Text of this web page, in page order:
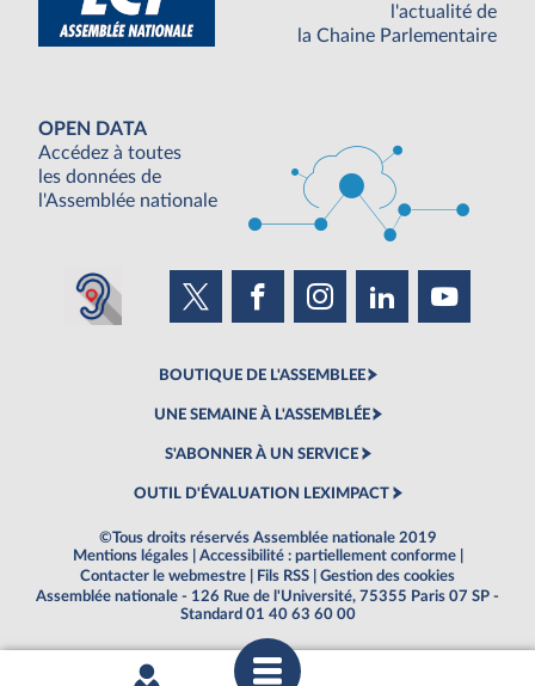
l'actualité de
la Chaine Parlementaire
OPEN DATA
Accédez à toutes
les données de
l'Assemblée nationale
BOUTIQUE DE L'ASSEMBLEE
UNE SEMAINE À L'ASSEMBLÉE
S'ABONNER À UN SERVICE
OUTIL D'ÉVALUATION LEXIMPACT
©Tous droits réservés Assemblée nationale 2019
Mentions légales
Accessibilité : partiellement conforme
Contacter le webmestre
Fils RSS
Gestion des cookies
Assemblée nationale - 126 Rue de l'Université, 75355 Paris 07 SP -
Standard 01 40 63 60 00